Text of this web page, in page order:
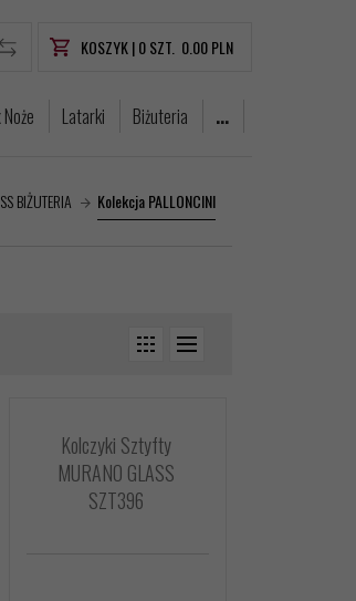
KOSZYK |0SZT. 0.00PLN
Latarki Biżuteria ...
BIŻUTERIA Kolekcja PALLONCINI
Kolczyki Sztyfty
MURANO GLASS
SZT396